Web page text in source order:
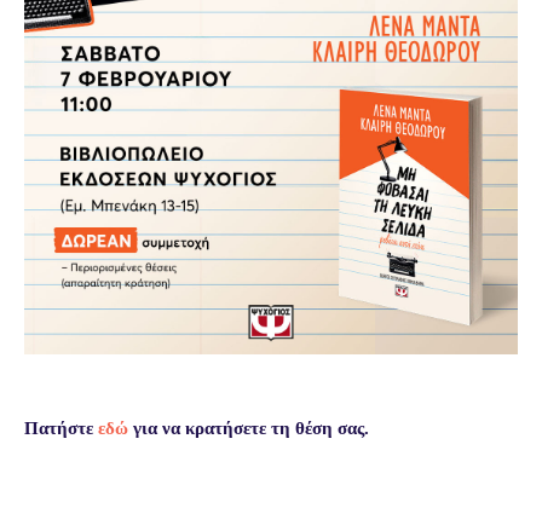
Πατήστε εδώ για να κρατήσετε τη θέση σας.